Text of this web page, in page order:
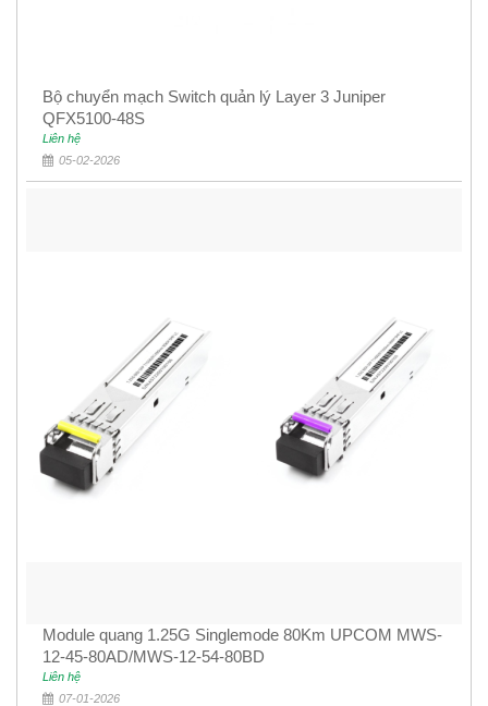
Bộ chuyển mạch Switch quản lý Layer 3 Juniper
QFX5100-48S
Liên hệ
05-02-2026
Module quang 1.25G Singlemode 80Km UPCOM MWS-
12-45-80AD/MWS-12-54-80BD
Liên hệ
07-01-2026